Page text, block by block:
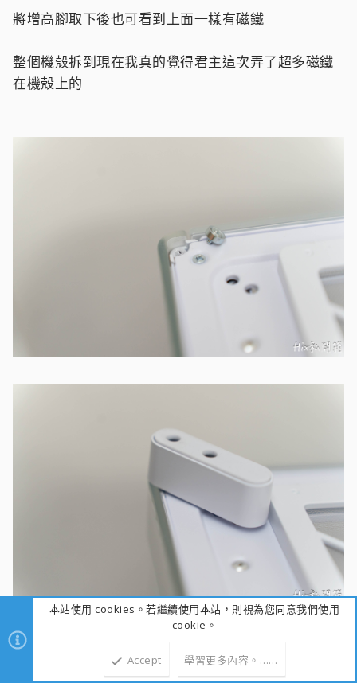
將增高腳取下後也可看到上面一樣有磁鐵
整個機殼拆到現在我真的覺得君主這次弄了超多磁鐵
在機殼上的
(這是預設的頂部，先試把增高腳試裝一下在這)
本站使用 cookies。若繼續使用本站，則視為您同意我們使用
cookie。
Accept 學習更多內容。……